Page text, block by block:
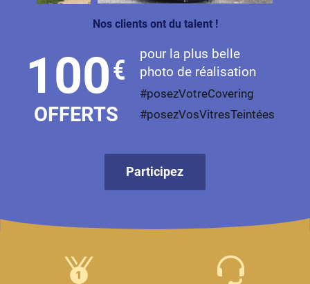
Nos clients ont du talent !
100€
OFFERTS
pour la plus belle
photo de réalisation
#posezVotreCovering
#posezVosVitresTeintées
Participez